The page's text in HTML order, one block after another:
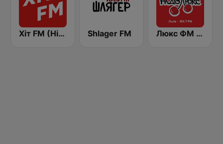
Хіт FM (Hit FM) - Ukr Shlager FM Люкс ФМ (Lux FM) Львів